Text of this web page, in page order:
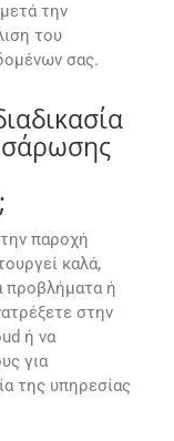
την
του
σας.
παροχή
καλά,
προβλήματα ή
στην
ή να
για
της υπηρεσίας